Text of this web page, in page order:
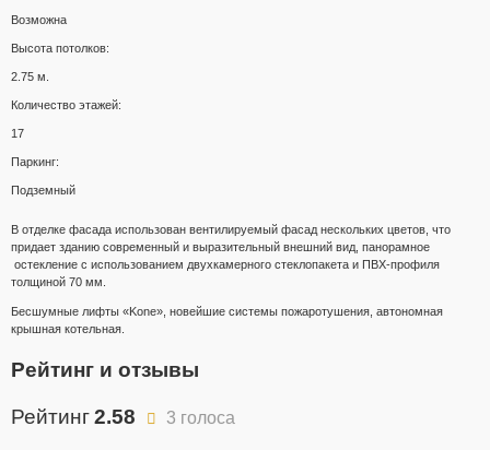
Возможна
Высота потолков:
2.75 м.
Количество этажей:
17
Паркинг:
Подземный
В отделке фасада использован вентилируемый фасад нескольких цветов, что
придает зданию современный и выразительный внешний вид, панорамное
остекление с использованием двухкамерного стеклопакета и ПВХ-профиля
толщиной 70 мм.
Бесшумные лифты «Kone», новейшие системы пожаротушения, автономная
крышная котельная.
Рейтинг и отзывы
Рейтинг2.58 3 голоса